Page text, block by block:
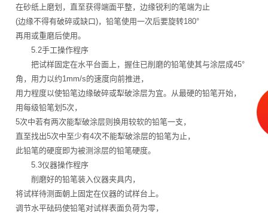
在砂纸上磨划，直至获得端面平整，边缘锐利的笔端为止
(边缘不得有破碎或缺口)，铅笔使用一次后要旋转180°
再用或重磨后使用。
5.2手工操作程序
把试样固定在水平台面上，握住已削磨的铅笔使其与涂层成45°
角，用力以约1mm/s的速度向前推进，
用力程度以使铅笔边缘破碎或犁破涂层为宜。从最硬的铅笔开始，
用每级铅笔划5次，
5次中若有两次能犁破涂层则换用较软的铅笔一支，
直至找出5次中至少有4次不能犁破涂层的铅笔为止，
此铅笔的硬度即为被测涂层的铅笔硬度。
5.3仪器操作程序
削磨好的铅笔装入仪器夹具内，
将试样待测面朝上固定在仪器的试样台上。
调节水平砝码使铅笔对试样表面负荷为零，